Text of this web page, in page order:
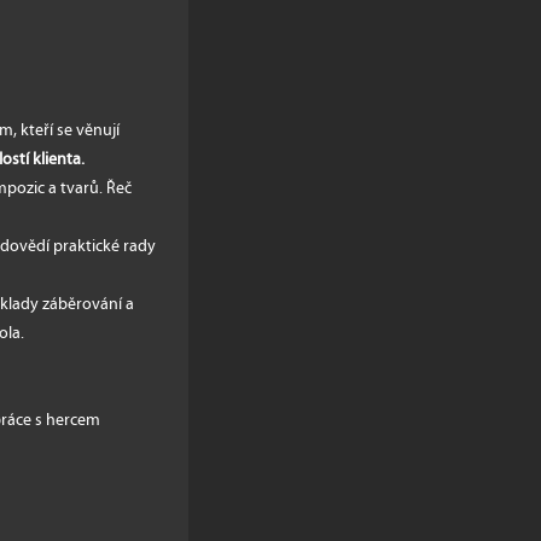
kteří se věnují
klienta.
a tvarů. Řeč
praktické rady
záběrování a
s hercem